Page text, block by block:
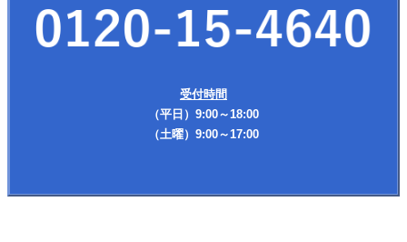
受付時間
（平日）9:00～18:00
（土曜）9:00～17:00